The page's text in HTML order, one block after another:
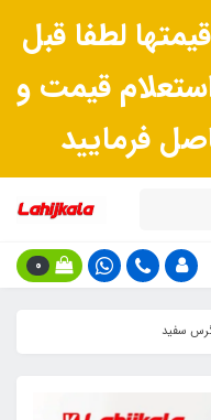
لطفا قبل
قیمت و
فرمایید
0
سفید